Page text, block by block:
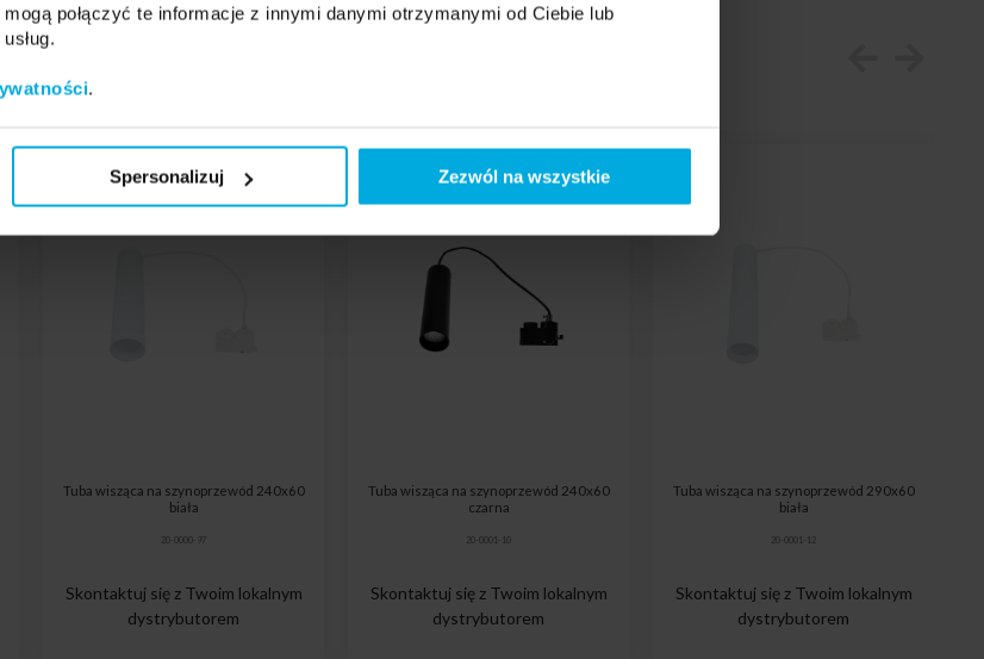
połączyć te informacje z innymi danymi otrzymanymi od Ciebie lub
.
Spersonalizuj Zezwól na wszystkie
Tuba wisząca na szynoprzewód 240x60
biała
20-0000-97
Skontaktuj się z Twoim lokalnym
dystrybutorem
Tuba wisząca na szynoprzewód 240x60
czarna
20-0001-10
Skontaktuj się z Twoim lokalnym
dystrybutorem
Tuba wisząca na szynoprzewód 290x60
biała
20-0001-12
Skontaktuj się z Twoim lokalnym
dystrybutorem